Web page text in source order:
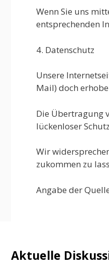
Wenn Sie uns
entsprechenden
4. Datenschutz
Unsere
Mail) doch
Die Übertragung
lückenloser
Wir
zukommen zu
Angabe der
Aktuelle